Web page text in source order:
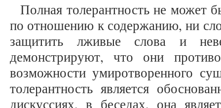
Полная толерантность не может
по отношению к содержанию, ни
защитить лживые слова и
демонстрируют, что они
возможности умиротворенного
толерантность является
дискуссиях, в беседах, она